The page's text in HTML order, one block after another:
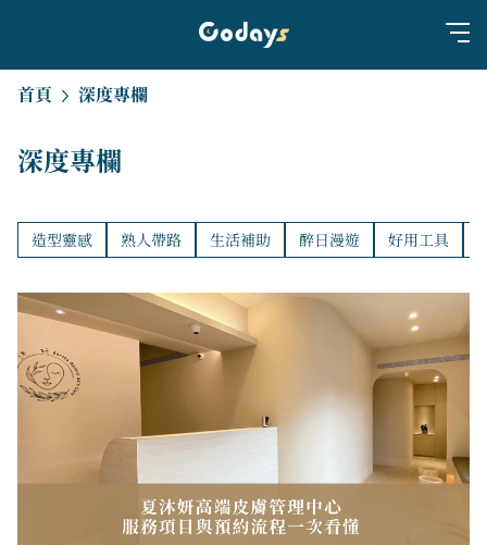
首頁 深度專欄
深度專欄
造型靈感 熟人帶路 生活補助 醉日漫遊 好用工具